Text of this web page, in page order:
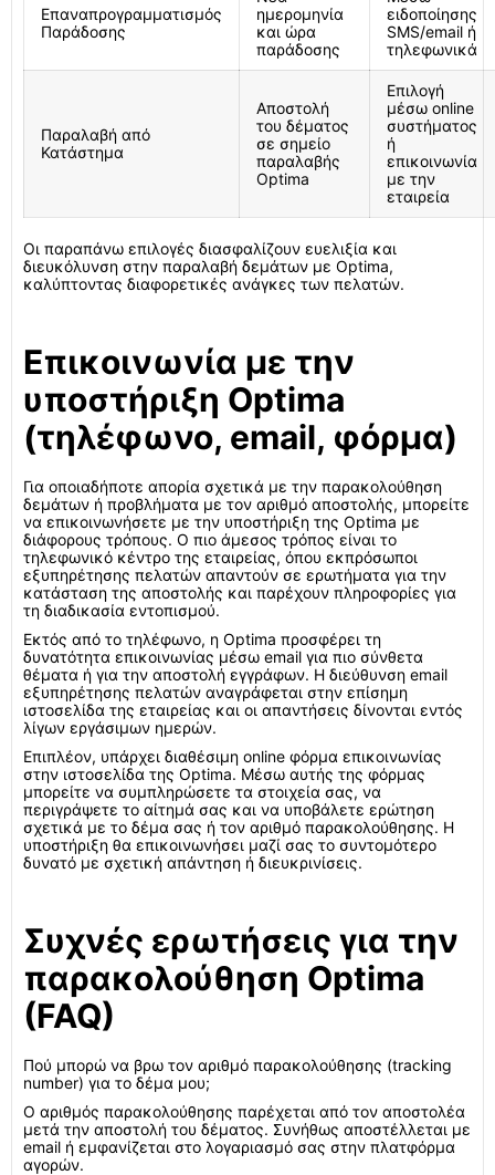
Επαναπρογραμματισμός
Παράδοσης
ημερομηνία
και ώρα
παράδοσης
ειδοποίησης
SMS/email ή
τηλεφωνικά
Παραλαβή από
Κατάστημα
Αποστολή
του δέματος
σε σημείο
παραλαβής
Optima
Επιλογή
μέσω online
συστήματος
ή
επικοινωνία
με την
εταιρεία
Οι παραπάνω επιλογές διασφαλίζουν ευελιξία και
διευκόλυνση στην παραλαβή δεμάτων με Optima,
καλύπτοντας διαφορετικές ανάγκες των πελατών.
Επικοινωνία με την
υποστήριξη Optima
(τηλέφωνο, email, φόρμα)
Για οποιαδήποτε απορία σχετικά με την παρακολούθηση
δεμάτων ή προβλήματα με τον αριθμό αποστολής, μπορείτε
να επικοινωνήσετε με την υποστήριξη της Optima με
διάφορους τρόπους. Ο πιο άμεσος τρόπος είναι το
τηλεφωνικό κέντρο της εταιρείας, όπου εκπρόσωποι
εξυπηρέτησης πελατών απαντούν σε ερωτήματα για την
κατάσταση της αποστολής και παρέχουν πληροφορίες για
τη διαδικασία εντοπισμού.
Εκτός από το τηλέφωνο, η Optima προσφέρει τη
δυνατότητα επικοινωνίας μέσω email για πιο σύνθετα
θέματα ή για την αποστολή εγγράφων. Η διεύθυνση email
εξυπηρέτησης πελατών αναγράφεται στην επίσημη
ιστοσελίδα της εταιρείας και οι απαντήσεις δίνονται εντός
λίγων εργάσιμων ημερών.
Επιπλέον, υπάρχει διαθέσιμη online φόρμα επικοινωνίας
στην ιστοσελίδα της Optima. Μέσω αυτής της φόρμας
μπορείτε να συμπληρώσετε τα στοιχεία σας, να
περιγράψετε το αίτημά σας και να υποβάλετε ερώτηση
σχετικά με το δέμα σας ή τον αριθμό παρακολούθησης. Η
υποστήριξη θα επικοινωνήσει μαζί σας το συντομότερο
δυνατό με σχετική απάντηση ή διευκρινίσεις.
Συχνές ερωτήσεις για την
παρακολούθηση Optima
(FAQ)
Πού μπορώ να βρω τον αριθμό παρακολούθησης (tracking
number) για το δέμα μου;
Ο αριθμός παρακολούθησης παρέχεται από τον αποστολέα
μετά την αποστολή του δέματος. Συνήθως αποστέλλεται με
email ή εμφανίζεται στο λογαριασμό σας στην πλατφόρμα
αγορών.